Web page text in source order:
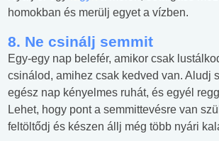
homokban és merülj egyet a vízben.
8. Ne csinálj semmit
Egy-egy nap belefér, amikor csak
csinálod, amihez csak kedved van. Aludj
egész nap kényelmes ruhát, és egyél
Lehet, hogy pont a semmittevésre van
feltöltődj és készen állj még több nyári